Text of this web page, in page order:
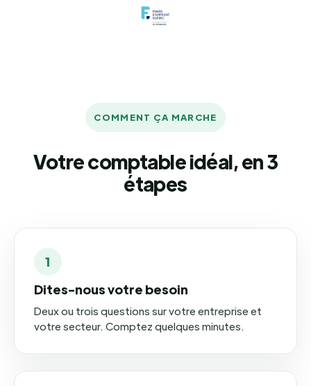
COMMENT ÇA MARCHE
Votre comptable idéal, en 3
étapes
1
Dites-nous votre besoin
Deux ou trois questions sur votre entreprise et
votre secteur. Comptez quelques minutes.